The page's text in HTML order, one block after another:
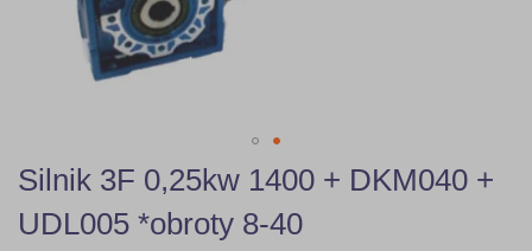
Skip
to
the
beginning
Silnik 3F 0,25kw 1400 + DKM040 +
UDL005 *obroty 8-40